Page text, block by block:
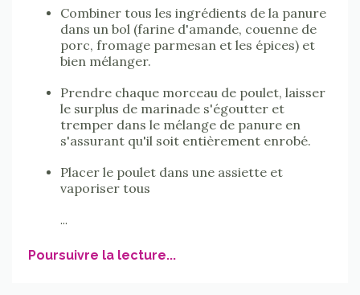
Combiner tous les ingrédients de la panure
dans un bol (farine d'amande, couenne de
porc, fromage parmesan et les épices) et
bien mélanger.
Prendre chaque morceau de poulet, laisser
le surplus de marinade s'égoutter et
tremper dans le mélange de panure en
s'assurant qu'il soit entièrement enrobé.
Placer le poulet dans une assiette et
vaporiser tous
...
Poursuivre la lecture...